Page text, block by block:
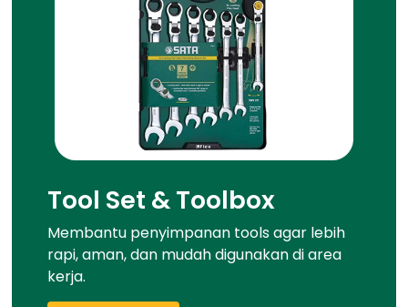
Tool Set & Toolbox
Membantu penyimpanan tools agar lebih
rapi, aman, dan mudah digunakan di area
kerja.